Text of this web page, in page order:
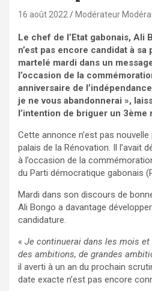
16 août 2022 Modérateur
Le chef de l’Etat gabonais, Ali
n’est pas encore candidat à
martelé mardi dans un
l’occasion de la
anniversaire de
je ne vous abandonnerai »,
l’intention de briguer un 3ème
Cette annonce n’est pas
palais de la Rénovation. Il l’avait
à l’occasion de la
du Parti démocratique gabonais
Mardi dans son discours de
Ali Bongo a davantage
candidature.
« Je continuerai dans les mois et
des ambitions, de grandes
il averti à un an du prochain
date exacte n’est pas encore